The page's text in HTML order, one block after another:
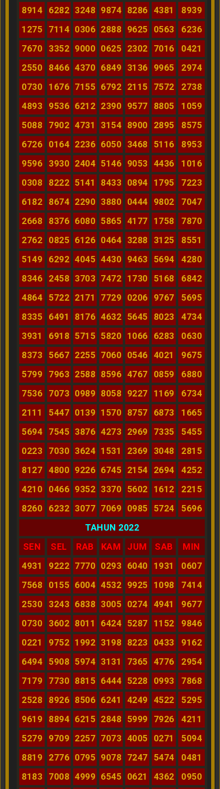
8914
6282 3248 9874 8286 4381
8939
1275
7114 0306 2888 9625 0563
6236
7670
3352 9000 0625 2302 7016
0421
2550
8466 4370 6849 3136 9965
2974
0730
1676 7155 6792 2115 7572
2738
4893
9536 6212 2390 9577 8805
1059
5088
7902 4731 3154 8900 2895
8575
6726
0164 2236 6050 3468 5116
8953
9596
3930 2404 5146 9053 4436
1016
0308
8222 5141 8433 0894 1795
7223
6182
8674 2290 3880 0444 9802
7047
2668
8376 6080 5865 4177 1758
7870
2762
0825 6126 0464 3288 3125
8551
5149
6292 4045 4430 9463 5694
4280
8346
2458 3703 7472 1730 5168
6842
4864
5722 2171 7729 0206 9767
5695
8335
6491 8176 4632 5645 8023
4734
3931
6918 5715 5820 1066 6283
0630
8373
5667 2255 7060 0546 4021
9675
5799
7963 2588 8596 4767 0859
6880
7536
7073 0989 8058 9227 1169
6734
2111
5447 0139 1570 8757 6873
1665
5694
7545 3876 4273 2969 7335
5455
0223
7030 3624 1531 2369 3048
2815
8127
4800 9226 6745 2154 2694
4252
4210
0466 9352 3370 5602 1612
2215
8260
6232 3077 7069 0985 5724
5696
TAHUN 2022
SEN
SEL RAB KAM JUM SAB
MIN
4931
9222 7770 0293 6040 1931
0607
7568
0155 6004 4532 9925 1098
7414
2530
3243 6838 3005 0274 4941
9677
0730
3602 8011 6424 5287 1152
9846
0221
9752 1992 3198 8223 0433
9162
6494
5908 5974 3131 7365 4776
2954
7179
7730 8815 6444 5228 0993
7868
2528
8926 8506 6241 4249 4522
5295
9619
8894 6215 2848 5999 7926
4211
5279
9709 2257 7073 4005 0271
5094
8819
2776 0795 9078 7247 5474
0481
8183
7008 4999 6545 0621 4362 0950